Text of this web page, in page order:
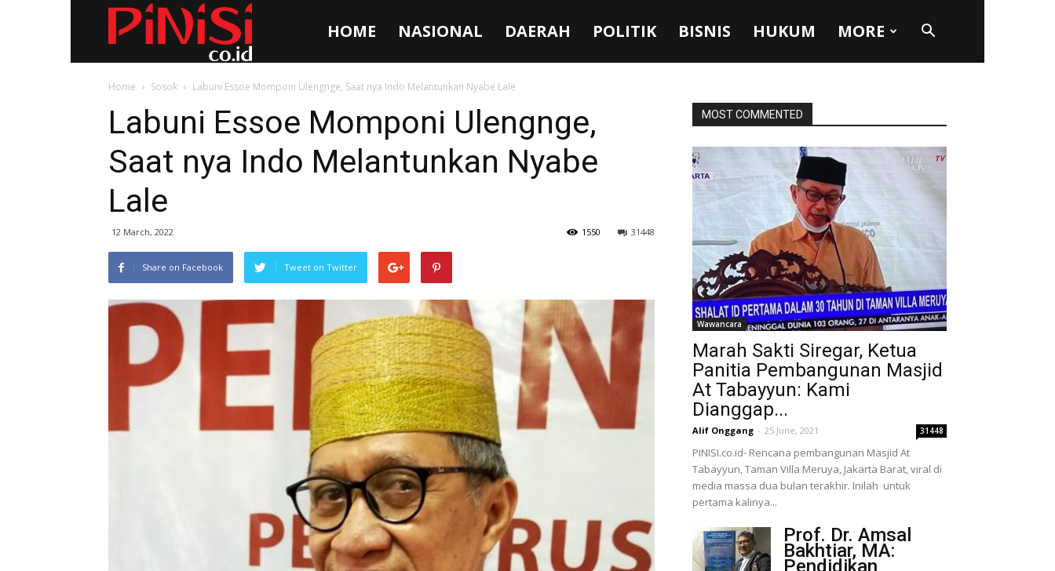
HOME NASIONAL DAERAH POLITIK BISNIS HUKUM MORE
Home Sosok Labuni Essoe Momponi Ulengnge, Saat nya Indo Melantunkan Nyabe Lale
Labuni Essoe Momponi Ulengnge,
Saat nya Indo Melantunkan Nyabe
Lale
12 March, 2022 31448
1550
Share on Facebook Tweet on Twitter
MOST COMMENTED
Wawancara
Marah Sakti Siregar, Ketua
Panitia Pembangunan Masjid
At Tabayyun: Kami
Dianggap...
Alif Onggang - 25 June, 2021 31448
PINISI.co.id- Rencana pembangunan Masjid At
Tabayyun, Taman Villa Meruya, Jakarta Barat, viral di
media massa dua bulan terakhir. Inilah untuk
pertama kalinya...
Prof. Dr. Amsal
Bakhtiar, MA:
Pendidikan